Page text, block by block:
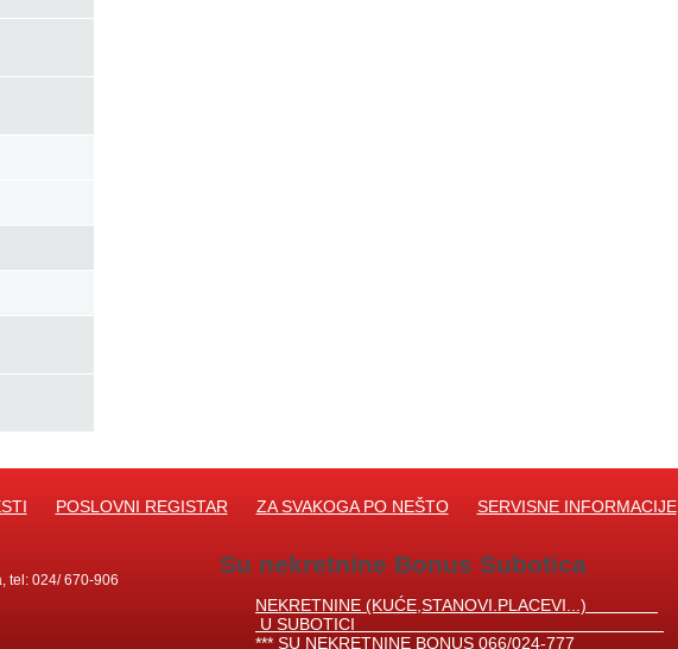
POSLOVNI REGISTAR ZA SVAKOGA PO NEŠTO SERVISNE INFORMACIJE
tel: 024/ 670-906
Su nekretnine Bonus Subotica
NEKRETNINE (KUĆE,STANOVI.PLACEVI...)
U SUBOTICI
*** SU NEKRETNINE BONUS 066/024-777